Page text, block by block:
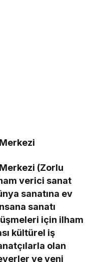
(Zorlu
verici sanat
sanatına ev
sanatı
için ilham
kültürel iş
olan
ve yeni